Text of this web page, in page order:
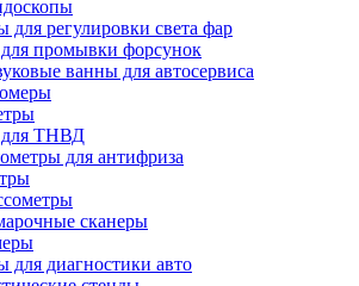
для регулировки света фар
промывки форсунок
ванны для автосервиса
ТНВД
для антифриза
сканеры
для диагностики авто